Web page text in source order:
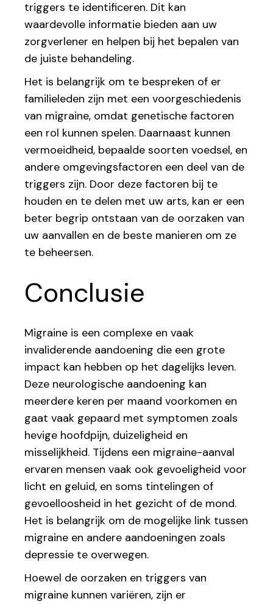
triggers te identificeren. Dit kan
waardevolle informatie bieden aan uw
zorgverlener en helpen bij het bepalen van
de juiste behandeling.
Het is belangrijk om te bespreken of er
familieleden zijn met een voorgeschiedenis
van migraine, omdat genetische factoren
een rol kunnen spelen. Daarnaast kunnen
vermoeidheid, bepaalde soorten voedsel, en
andere omgevingsfactoren een deel van de
triggers zijn. Door deze factoren bij te
houden en te delen met uw arts, kan er een
beter begrip ontstaan van de oorzaken van
uw aanvallen en de beste manieren om ze
te beheersen.
Conclusie
Migraine is een complexe en vaak
invaliderende aandoening die een grote
impact kan hebben op het dagelijks leven.
Deze neurologische aandoening kan
meerdere keren per maand voorkomen en
gaat vaak gepaard met symptomen zoals
hevige hoofdpijn, duizeligheid en
misselijkheid. Tijdens een migraine-aanval
ervaren mensen vaak ook gevoeligheid voor
licht en geluid, en soms tintelingen of
gevoelloosheid in het gezicht of de mond.
Het is belangrijk om de mogelijke link tussen
migraine en andere aandoeningen zoals
depressie te overwegen.
Hoewel de oorzaken en triggers van
migraine kunnen variëren, zijn er